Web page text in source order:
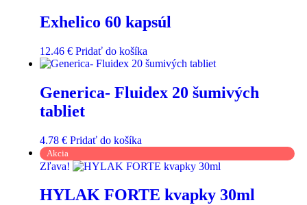
Exhelico 60 kapsúl
12.46 € Pridať do košíka
Generica- Fluidex 20 šumivých
tabliet
4.78 € Pridať do košíka
Akcia
Zľava!
HYLAK FORTE kvapky 30ml